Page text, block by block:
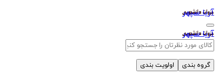
آریا سپهر
آریا سپهر
گروه بندی اولویت بندی